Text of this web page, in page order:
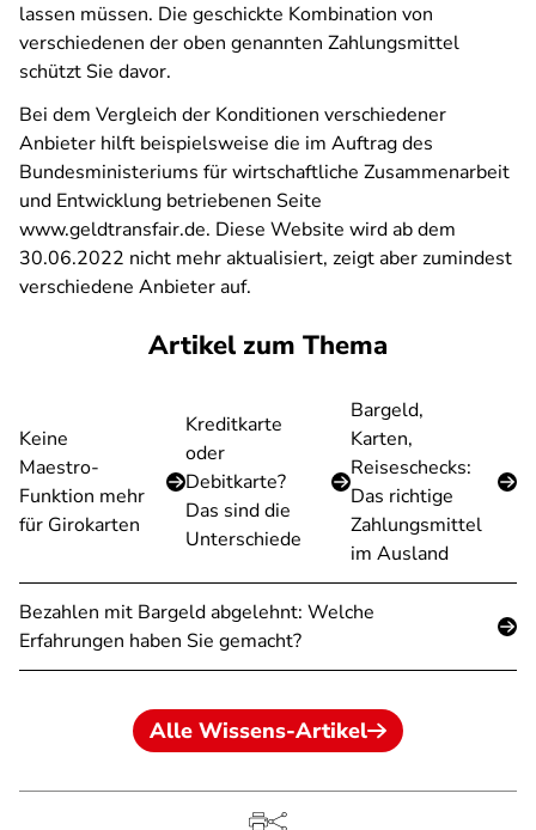
lassen müssen. Die geschickte Kombination von
verschiedenen der oben genannten Zahlungsmittel
schützt Sie davor.
Bei dem Vergleich der Konditionen verschiedener
Anbieter hilft beispielsweise die im Auftrag des
Bundesministeriums für wirtschaftliche Zusammenarbeit
und Entwicklung betriebenen Seite
www.geldtransfair.de. Diese Website wird ab dem
30.06.2022 nicht mehr aktualisiert, zeigt aber zumindest
verschiedene Anbieter auf.
Artikel zum Thema
Keine
Maestro-
Funktion mehr
für Girokarten
Kreditkarte
oder
Debitkarte?
Das sind die
Unterschiede
Bargeld,
Karten,
Reiseschecks:
Das richtige
Zahlungsmittel
im Ausland
Bezahlen mit Bargeld abgelehnt: Welche
Erfahrungen haben Sie gemacht?
Alle Wissens-Artikel